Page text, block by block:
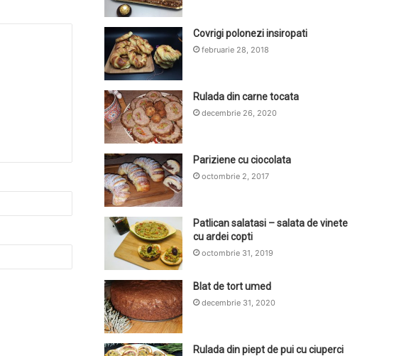
Covrigi polonezi insiropati
februarie 28, 2018
Rulada din carne tocata
decembrie 26, 2020
Pariziene cu ciocolata
octombrie 2, 2017
Patlican salatasi – salata de vinete
cu ardei copti
octombrie 31, 2019
Blat de tort umed
decembrie 31, 2020
Rulada din piept de pui cu ciuperci